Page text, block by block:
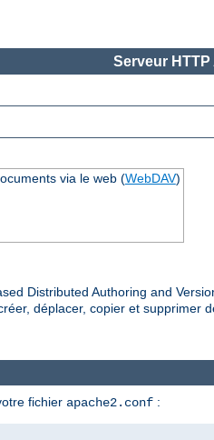
Serveur
via le web (WebDAV)
Distributed Authoring and
déplacer, copier et supprimer
fichier apache2.conf :